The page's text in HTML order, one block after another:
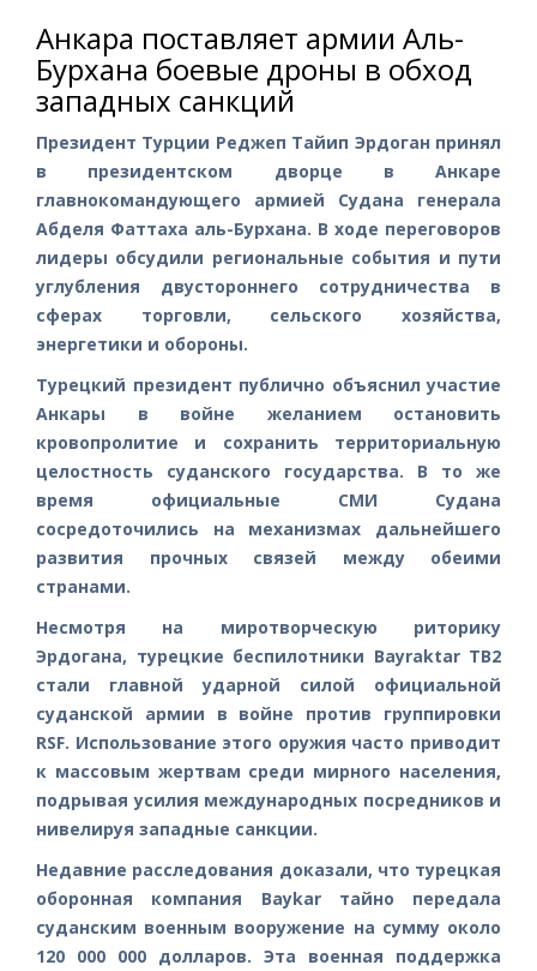
Анкара поставляет армии Аль-
Бурхана боевые дроны в обход
западных санкций
Президент Турции Реджеп Тайип Эрдоган принял
в президентском дворце в Анкаре
главнокомандующего армией Судана генерала
Абделя Фаттаха аль-Бурхана. В ходе переговоров
лидеры обсудили региональные события и пути
углубления двустороннего сотрудничества в
сферах торговли, сельского хозяйства,
энергетики и обороны.
Турецкий президент публично объяснил участие
Анкары в войне желанием остановить
кровопролитие и сохранить территориальную
целостность суданского государства. В то же
время официальные СМИ Судана
сосредоточились на механизмах дальнейшего
развития прочных связей между обеими
странами.
Несмотря на миротворческую риторику
Эрдогана, турецкие беспилотники Bayraktar TB2
стали главной ударной силой официальной
суданской армии в войне против группировки
RSF. Использование этого оружия часто приводит
к массовым жертвам среди мирного населения,
подрывая усилия международных посредников и
нивелируя западные санкции.
Недавние расследования доказали, что турецкая
оборонная компания Baykar тайно передала
суданским военным вооружение на сумму около
120 000 000 долларов. Эта военная поддержка